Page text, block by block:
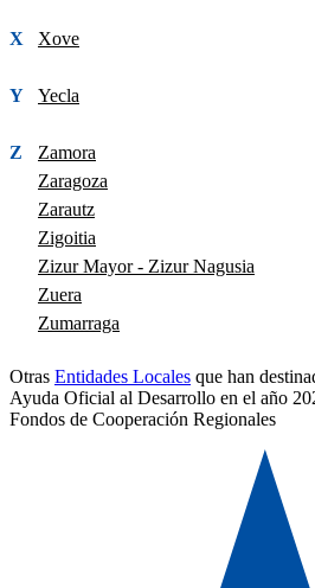
X Xove
Y Yecla
Z
Zamora
Zaragoza
Zarautz
Zigoitia
Zizur Mayor - Zizur Nagusia
Zuera
Zumarraga
Otras Entidades Locales que han
Ayuda Oficial al Desarrollo en el año
Fondos de Cooperación Regionales